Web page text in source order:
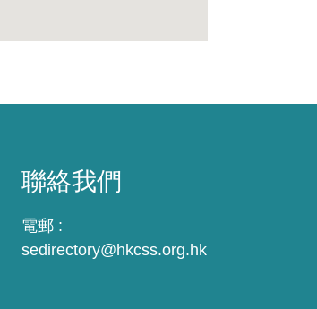
聯絡我們
電郵 :
sedirectory@hkcss.org.hk